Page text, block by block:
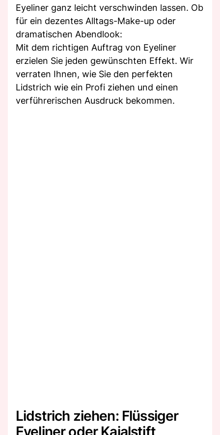
Eyeliner ganz leicht verschwinden lassen. Ob
für ein dezentes Alltags-Make-up oder
dramatischen Abendlook:
Mit dem richtigen Auftrag von Eyeliner
erzielen Sie jeden gewünschten Effekt. Wir
verraten Ihnen, wie Sie den perfekten
Lidstrich wie ein Profi ziehen und einen
verführerischen Ausdruck bekommen.
Lidstrich ziehen: Flüssiger
Eyeliner oder Kajalstift